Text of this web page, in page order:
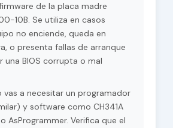
de la placa madre
10B. Se utiliza en casos
no enciende, queda en
o presenta fallas de arranque
una BIOS corrupta o mal
vas a necesitar un programador
y software como CH341A
AsProgrammer. Verifica que el